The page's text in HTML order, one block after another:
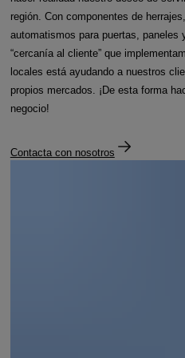
región. Con componentes de
automatismos para puertas, paneles
“cercanía al cliente” que
locales está ayudando a nuestros
propios mercados. ¡De esta forma
negocio!
Contacta con nosotros